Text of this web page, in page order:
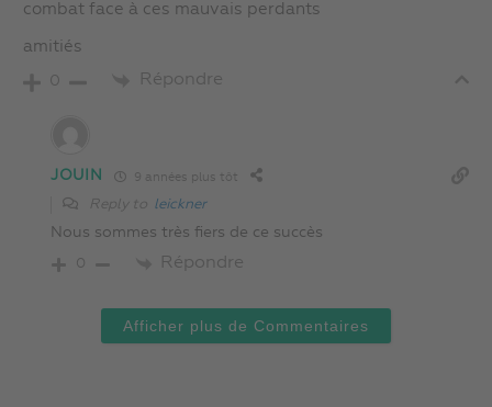
combat face à ces mauvais perdants
amitiés
0 Répondre
JOUIN 9 années plus tôt
Reply to leickner
Nous sommes très fiers de ce succès
0 Répondre
Afficher plus de Commentaires